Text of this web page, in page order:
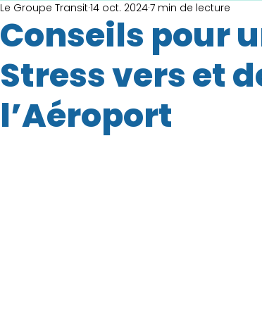
Conseils pour
Stress vers et
l’Aéroport
Le Groupe Transit14 oct. 20247 min de lecture